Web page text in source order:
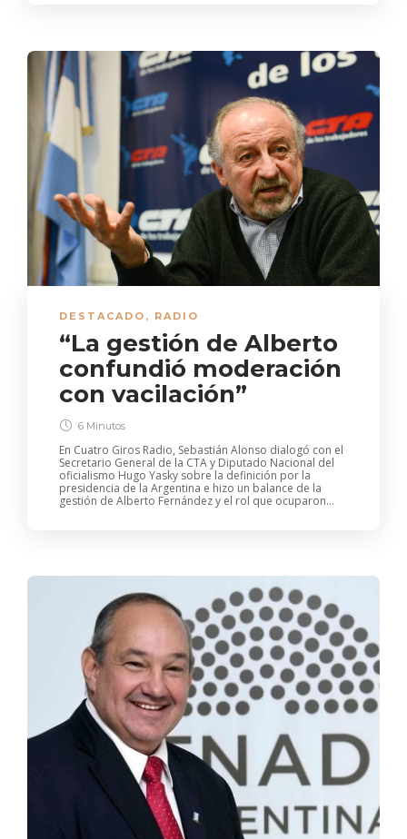
DESTACADO , RADIO
“La gestión de Alberto
confundió moderación
con vacilación”
6 Minutos
En Cuatro Giros Radio, Sebastián Alonso dialogó con el
Secretario General de la CTA y Diputado Nacional del
oficialismo Hugo Yasky sobre la definición por la
presidencia de la Argentina e hizo un balance de la
gestión de Alberto Fernández y el rol que ocuparon...